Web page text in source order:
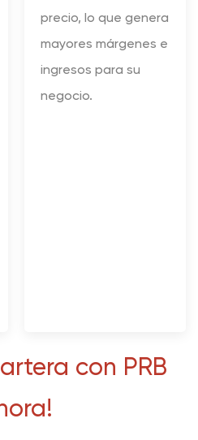
precio, lo que genera
mayores márgenes e
ingresos para su
negocio.
con PRB